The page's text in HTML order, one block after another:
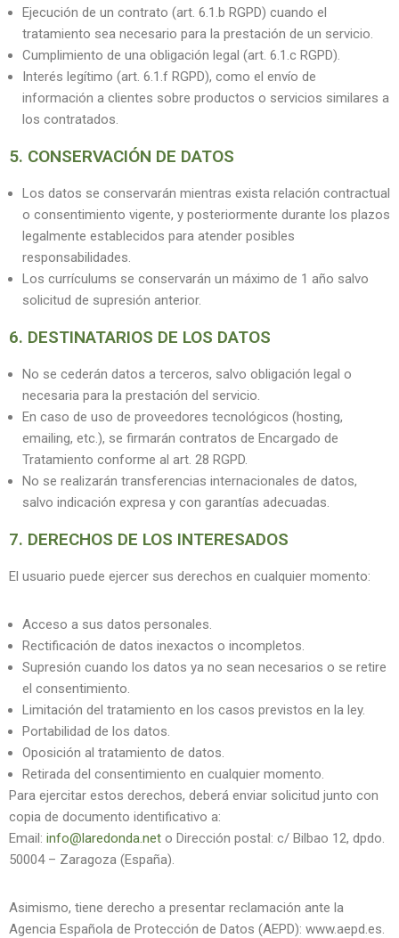
Ejecución de un contrato (art. 6.1.b RGPD) cuando el
tratamiento sea necesario para la prestación de un servicio.
Cumplimiento de una obligación legal (art. 6.1.c RGPD).
Interés legítimo (art. 6.1.f RGPD), como el envío de
información a clientes sobre productos o servicios similares a
los contratados.
5. CONSERVACIÓN DE DATOS
Los datos se conservarán mientras exista relación contractual
o consentimiento vigente, y posteriormente durante los plazos
legalmente establecidos para atender posibles
responsabilidades.
Los currículums se conservarán un máximo de 1 año salvo
solicitud de supresión anterior.
6. DESTINATARIOS DE LOS DATOS
No se cederán datos a terceros, salvo obligación legal o
necesaria para la prestación del servicio.
En caso de uso de proveedores tecnológicos (hosting,
emailing, etc.), se firmarán contratos de Encargado de
Tratamiento conforme al art. 28 RGPD.
No se realizarán transferencias internacionales de datos,
salvo indicación expresa y con garantías adecuadas.
7. DERECHOS DE LOS INTERESADOS
El usuario puede ejercer sus derechos en cualquier momento:
Acceso a sus datos personales.
Rectificación de datos inexactos o incompletos.
Supresión cuando los datos ya no sean necesarios o se retire
el consentimiento.
Limitación del tratamiento en los casos previstos en la ley.
Portabilidad de los datos.
Oposición al tratamiento de datos.
Retirada del consentimiento en cualquier momento.
Para ejercitar estos derechos, deberá enviar solicitud junto con
copia de documento identificativo a:
Email: info@laredonda.net o Dirección postal: c/ Bilbao 12, dpdo.
50004 – Zaragoza (España).
Asimismo, tiene derecho a presentar reclamación ante la
Agencia Española de Protección de Datos (AEPD): www.aepd.es.